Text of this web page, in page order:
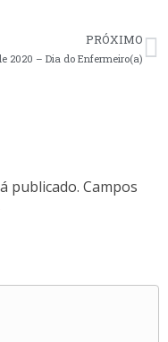
PRÓXIMO
2020 – Dia do Enfermeiro(a)
publicado. Campos